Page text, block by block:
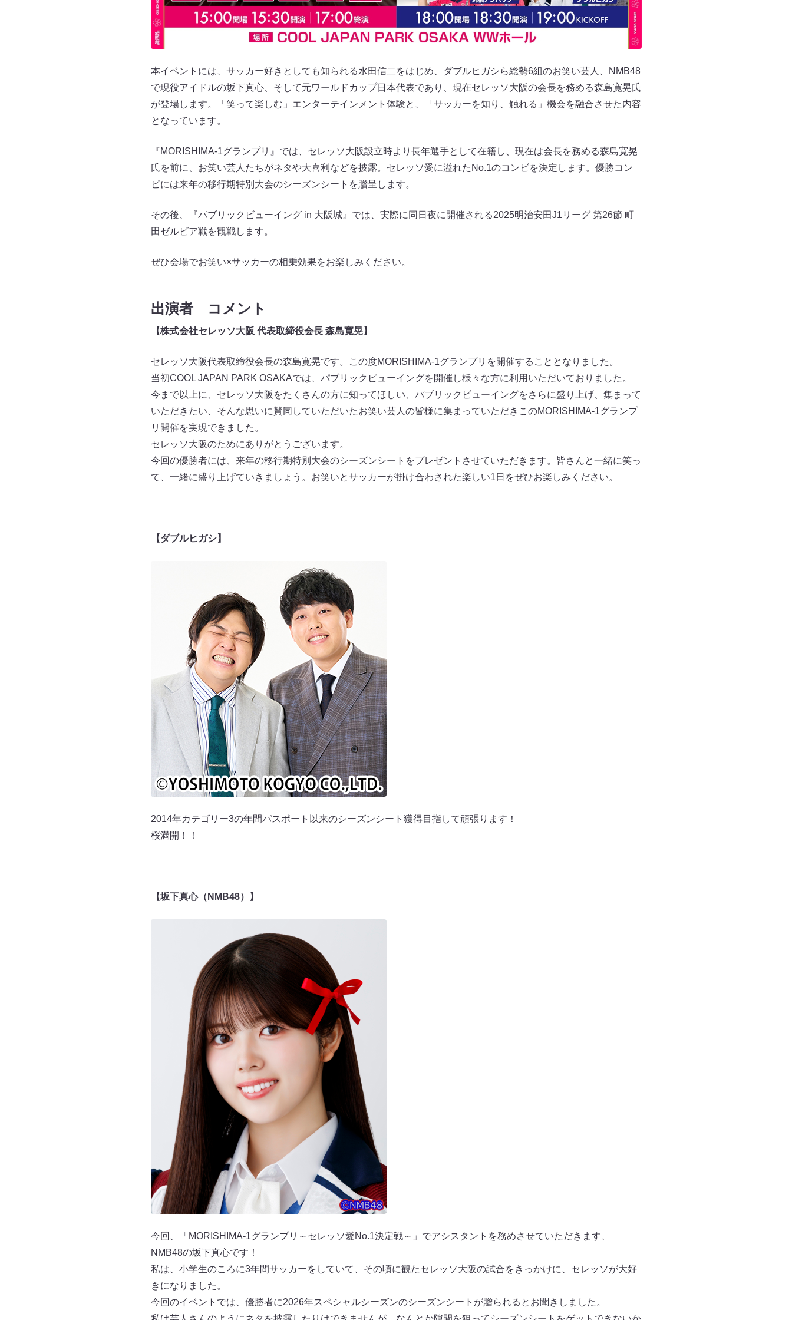
本イベントには、サッカー好きとしても知られる水田信二をはじめ、ダブルヒガシら総勢6組のお笑い芸人、NMB48
で現役アイドルの坂下真心、そして元ワールドカップ日本代表であり、現在セレッソ大阪の会長を務める森島寛晃氏
が登場します。「笑って楽しむ」エンターテインメント体験と、「サッカーを知り、触れる」機会を融合させた内容
となっています。
『MORISHIMA-1グランプリ』では、セレッソ大阪設立時より長年選手として在籍し、現在は会長を務める森島寛晃
氏を前に、お笑い芸人たちがネタや大喜利などを披露。セレッソ愛に溢れたNo.1のコンビを決定します。優勝コン
ビには来年の移行期特別大会のシーズンシートを贈呈します。
その後、『パブリックビューイング in 大阪城』では、実際に同日夜に開催される2025明治安田J1リーグ 第26節 町
田ゼルビア戦を観戦します。
ぜひ会場でお笑い×サッカーの相乗効果をお楽しみください。
出演者 コメント
【株式会社セレッソ大阪 代表取締役会長 森島寛晃】
セレッソ大阪代表取締役会長の森島寛晃です。この度MORISHIMA-1グランプリを開催することとなりました。
当初COOL JAPAN PARK OSAKAでは、パブリックビューイングを開催し様々な方に利用いただいておりました。
今まで以上に、セレッソ大阪をたくさんの方に知ってほしい、パブリックビューイングをさらに盛り上げ、集まって
いただきたい、そんな思いに賛同していただいたお笑い芸人の皆様に集まっていただきこのMORISHIMA-1グランプ
リ開催を実現できました。
セレッソ大阪のためにありがとうございます。
今回の優勝者には、来年の移行期特別大会のシーズンシートをプレゼントさせていただきます。皆さんと一緒に笑っ
て、一緒に盛り上げていきましょう。お笑いとサッカーが掛け合わされた楽しい1日をぜひお楽しみください。
【ダブルヒガシ】
2014年カテゴリー3の年間パスポート以来のシーズンシート獲得目指して頑張ります！
桜満開！！
【坂下真心（NMB48）】
今回、「MORISHIMA-1グランプリ～セレッソ愛No.1決定戦～」でアシスタントを務めさせていただきます、
NMB48の坂下真心です！
私は、小学生のころに3年間サッカーをしていて、その頃に観たセレッソ大阪の試合をきっかけに、セレッソが大好
きになりました。
今回のイベントでは、優勝者に2026年スペシャルシーズンのシーズンシートが贈られるとお聞きしました。